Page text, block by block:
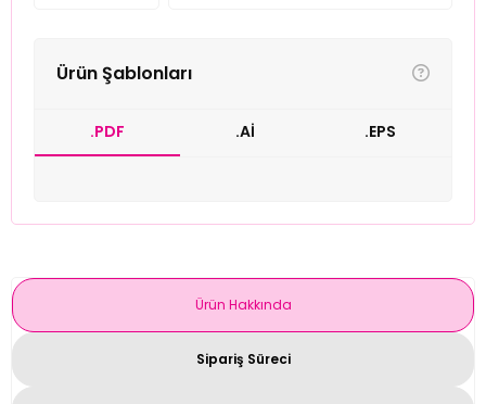
Ürün Şablonları
.PDF .Aİ .EPS
Ürün Hakkında
Sipariş Süreci